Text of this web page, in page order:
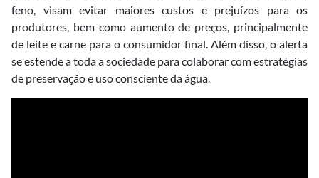
feno, visam evitar maiores custos e prejuízos para os
produtores, bem como aumento de preços, principalmente
de leite e carne para o consumidor final. Além disso, o alerta
se estende a toda a sociedade para colaborar com estratégias
de preservação e uso consciente da água.